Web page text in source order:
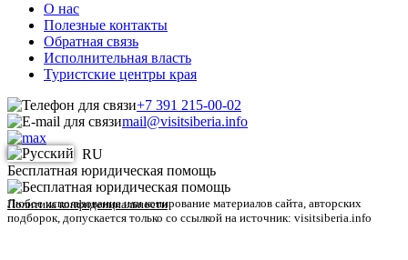
О нас
Полезные контакты
Обратная связь
Исполнительная власть
Туристские центры края
+7 391 215-00-02
mail@visitsiberia.info
RU
Бесплатная юридическая помощь
Политика конфиденциальности
Любое использование или копирование материалов сайта, авторских
подборок, допускается только со ссылкой на источник: visitsiberia.info